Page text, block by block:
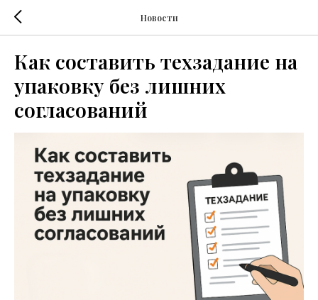
Новости
Как составить техзадание на
упаковку без лишних
согласований